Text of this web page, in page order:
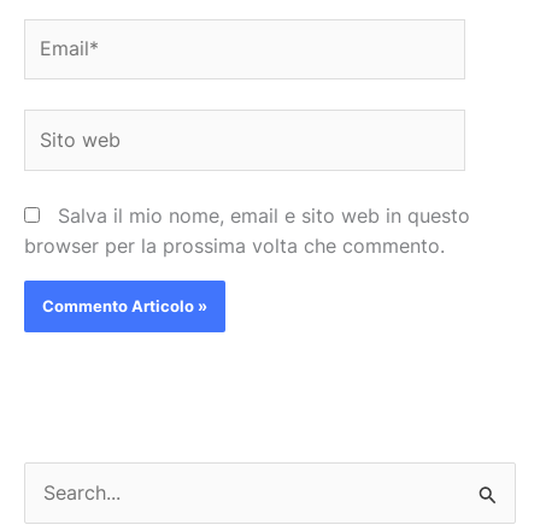
web
Salva il mio nome, email e sito web in questo
browser per la prossima volta che commento.